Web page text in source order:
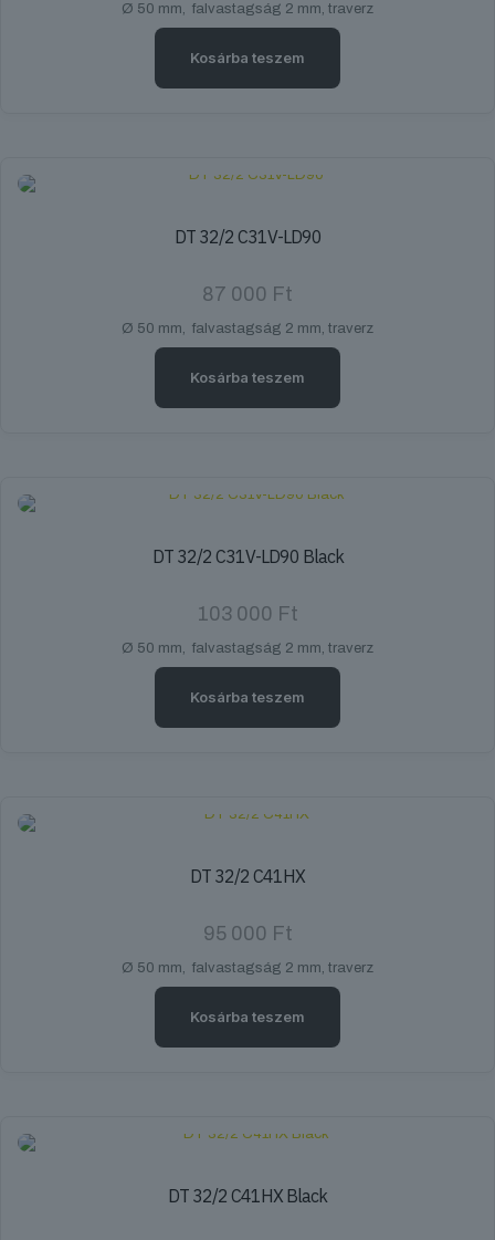
Ø 50 mm, falvastagság 2 mm, traverz
Kosárba teszem
DT 32/2 C31V-LD90
87 000 Ft
Ø 50 mm, falvastagság 2 mm, traverz
Kosárba teszem
DT 32/2 C31V-LD90 Black
103 000 Ft
Ø 50 mm, falvastagság 2 mm, traverz
Kosárba teszem
DT 32/2 C41HX
95 000 Ft
Ø 50 mm, falvastagság 2 mm, traverz
Kosárba teszem
DT 32/2 C41HX Black